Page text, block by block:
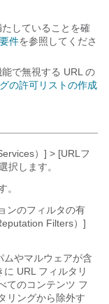
していることを確
件を参照してくださ
能で無視する URL の
の許可リストの作成
）] > [URLフ
択します。
。
ンのフィルタの有
Filters）]
ムやマルウェアが含
URL フィルタリ
てのコンテンツ フ
リングから除外す